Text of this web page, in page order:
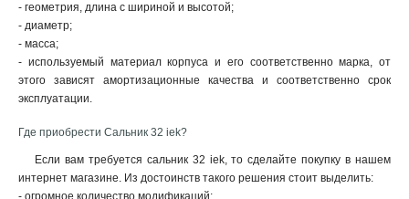
- геометрия, длина с шириной и высотой;
- диаметр;
- масса;
- используемый материал корпуса и его соответственно марка, от
этого зависят амортизационные качества и соответственно срок
эксплуатации.
Где приобрести Сальник 32 iek?
Если вам требуется сальник 32 iek, то сделайте покупку в нашем
интернет магазине. Из достоинств такого решения стоит выделить:
- огромное количество модификаций;